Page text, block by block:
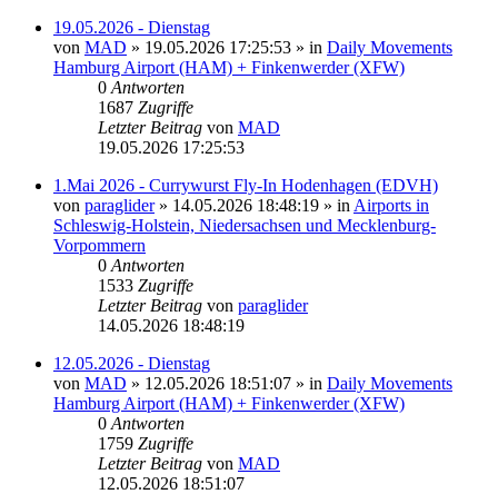
19.05.2026 - Dienstag
von MAD » 19.05.2026 17:25:53 » in Daily Movements
Hamburg Airport (HAM) + Finkenwerder (XFW)
0 Antworten
1687 Zugriffe
Letzter Beitrag von MAD
19.05.2026 17:25:53
1.Mai 2026 - Currywurst Fly-In Hodenhagen (EDVH)
von paraglider» 14.05.2026 18:48:19 » in Airports in
Schleswig-Holstein, Niedersachsen und Mecklenburg-
Vorpommern
0 Antworten
1533 Zugriffe
Letzter Beitrag von paraglider
14.05.2026 18:48:19
12.05.2026 - Dienstag
von MAD » 12.05.2026 18:51:07 » in Daily Movements
Hamburg Airport (HAM) + Finkenwerder (XFW)
0 Antworten
1759 Zugriffe
Letzter Beitrag von MAD
12.05.2026 18:51:07